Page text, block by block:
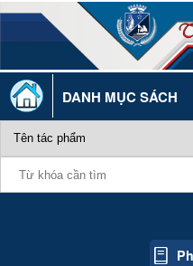
DANH MỤC SÁCH